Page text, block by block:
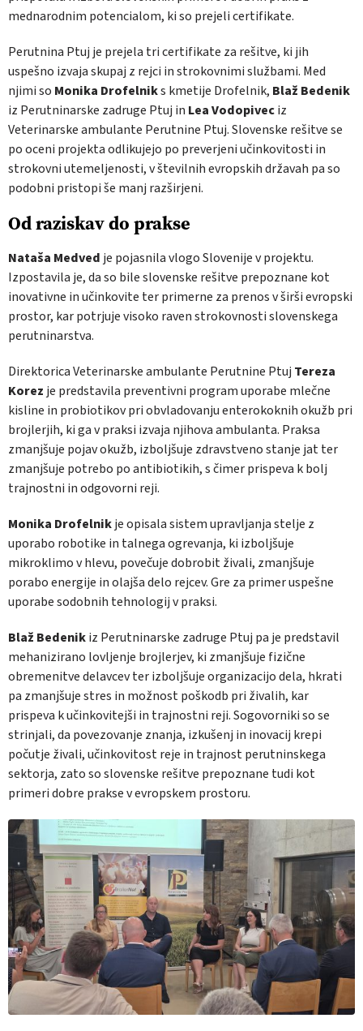
mednarodnim potencialom, ki so prejeli certifikate.
Perutnina Ptuj je prejela tri certifikate za rešitve, ki jih
uspešno izvaja skupaj z rejci in strokovnimi službami. Med
njimi so Monika Drofelniks kmetije Drofelnik, Blaž Bedenik
iz Perutninarske zadruge Ptuj in Lea Vodopiveciz
Veterinarske ambulante Perutnine Ptuj. Slovenske rešitve se
po oceni projekta odlikujejo po preverjeni učinkovitosti in
strokovni utemeljenosti, v številnih evropskih državah pa so
podobni pristopi še manj razširjeni.
Od raziskav do prakse
Nataša Medved je pojasnila vlogo Slovenije v projektu.
Izpostavila je, da so bile slovenske rešitve prepoznane kot
inovativne in učinkovite ter primerne za prenos v širši evropski
prostor, kar potrjuje visoko raven strokovnosti slovenskega
perutninarstva.
Direktorica Veterinarske ambulante Perutnine Ptuj Tereza
Korez je predstavila preventivni program uporabe mlečne
kisline in probiotikov pri obvladovanju enterokoknih okužb pri
brojlerjih, ki ga v praksi izvaja njihova ambulanta. Praksa
zmanjšuje pojav okužb, izboljšuje zdravstveno stanje jat ter
zmanjšuje potrebo po antibiotikih, s čimer prispeva k bolj
trajnostni in odgovorni reji.
Monika Drofelnikje opisala sistem upravljanja stelje z
uporabo robotike in talnega ogrevanja, ki izboljšuje
mikroklimo v hlevu, povečuje dobrobit živali, zmanjšuje
porabo energije in olajša delo rejcev. Gre za primer uspešne
uporabe sodobnih tehnologij v praksi.
Blaž Bedenikiz Perutninarske zadruge Ptuj pa je predstavil
mehanizirano lovljenje brojlerjev, ki zmanjšuje fizične
obremenitve delavcev ter izboljšuje organizacijo dela, hkrati
pa zmanjšuje stres in možnost poškodb pri živalih, kar
prispeva k učinkovitejši in trajnostni reji. Sogovorniki so se
strinjali, da povezovanje znanja, izkušenj in inovacij krepi
počutje živali, učinkovitost reje in trajnost perutninskega
sektorja, zato so slovenske rešitve prepoznane tudi kot
primeri dobre prakse v evropskem prostoru.